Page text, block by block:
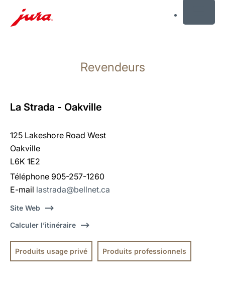
recherche
Revendeurs
La Strada - Oakville
125 Lakeshore Road West
Oakville
L6K 1E2
Téléphone 905-257-1260
E-mail lastrada@bellnet.ca
Site Web
Calculer l’itinéraire
Produits usage privé Produits professionnels